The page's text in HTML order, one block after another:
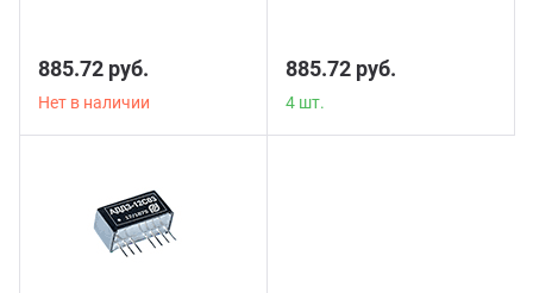
885.72 руб.
Нет в наличии
885.72 руб.
4 шт.